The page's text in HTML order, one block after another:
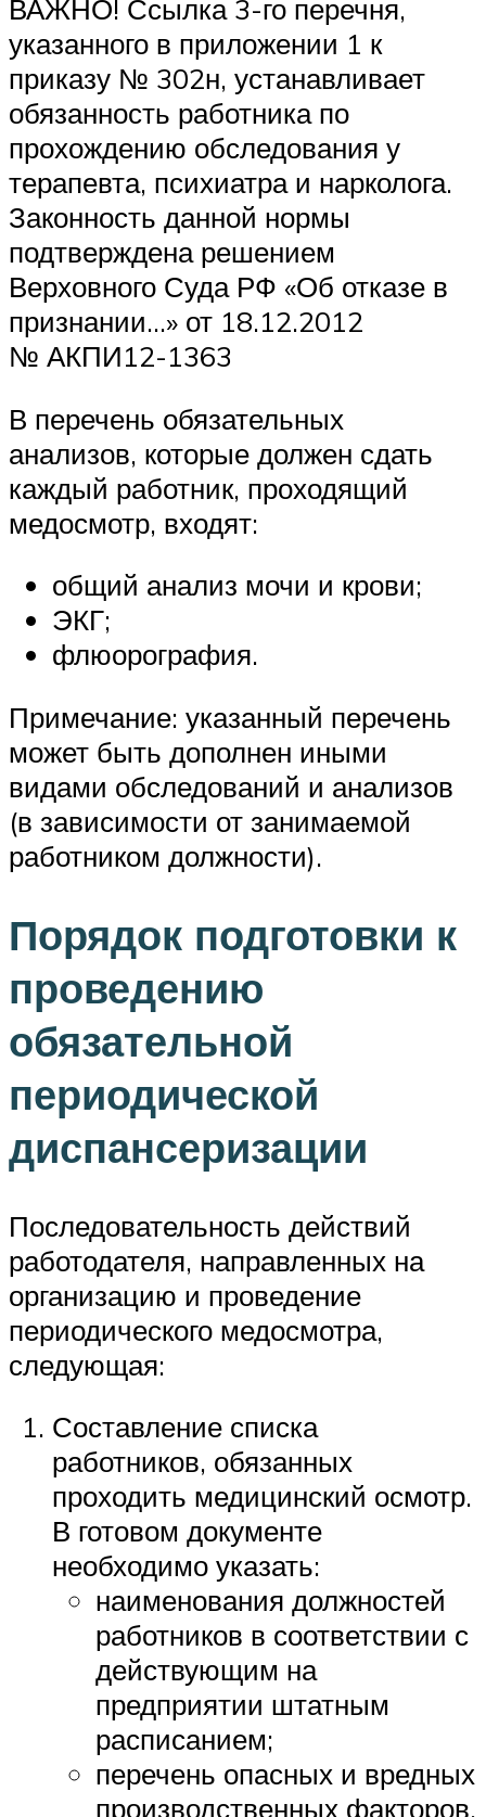
ВАЖНО! Ссылка 3-го перечня,
указанного в приложении 1 к
приказу № 302н, устанавливает
обязанность работника по
прохождению обследования у
терапевта, психиатра и нарколога.
Законность данной нормы
подтверждена решением
Верховного Суда РФ «Об отказе в
признании…» от 18.12.2012
№ АКПИ12-1363
В перечень обязательных
анализов, которые должен сдать
каждый работник, проходящий
медосмотр, входят:
общий анализ мочи и крови;
ЭКГ;
флюорография.
Примечание: указанный перечень
может быть дополнен иными
видами обследований и анализов
(в зависимости от занимаемой
работником должности).
Порядок подготовки к
проведению
обязательной
периодической
диспансеризации
Последовательность действий
работодателя, направленных на
организацию и проведение
периодического медосмотра,
следующая:
Составление списка
работников, обязанных
проходить медицинский осмотр.
В готовом документе
необходимо указать:
наименования должностей
работников в соответствии с
действующим на
предприятии штатным
расписанием;
перечень опасных и вредных
производственных факторов,